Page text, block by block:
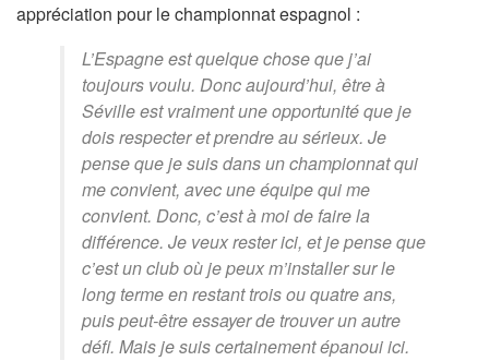
appréciation pour le championnat espagnol :
L’Espagne est quelque chose que j’ai
toujours voulu. Donc aujourd’hui, être à
Séville est vraiment une opportunité que je
dois respecter et prendre au sérieux. Je
pense que je suis dans un championnat qui
me convient, avec une équipe qui me
convient. Donc, c’est à moi de faire la
différence. Je veux rester ici, et je pense que
c’est un club où je peux m’installer sur le
long terme en restant trois ou quatre ans,
puis peut-être essayer de trouver un autre
défi. Mais je suis certainement épanoui ici.